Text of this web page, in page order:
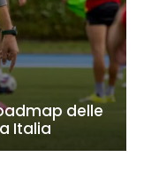
delle
Italia